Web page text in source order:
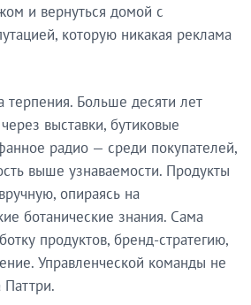
и вернуться домой с
которую никакая реклама
терпения. Больше десяти лет
выставки, бутиковые
радио — среди покупателей,
выше узнаваемости. Продукты
опираясь на
ботанические знания. Сама
продуктов, бренд-стратегию,
Управленческой команды не